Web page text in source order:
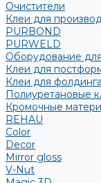
Очистители
Клеи для
PURBOND
PURWELD
Оборудование
Клеи для
Клеи для фолдинга
Полиуретановые
Кромочные
REHAU
Color
Decor
Mirror gloss
V-Nut